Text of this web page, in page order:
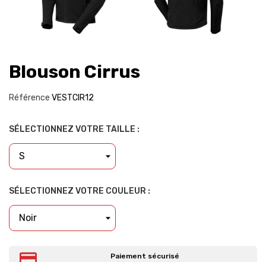
Blouson Cirrus
Référence VESTCIR12
SÉLECTIONNEZ VOTRE TAILLE :
SÉLECTIONNEZ VOTRE COULEUR :
Paiement sécurisé